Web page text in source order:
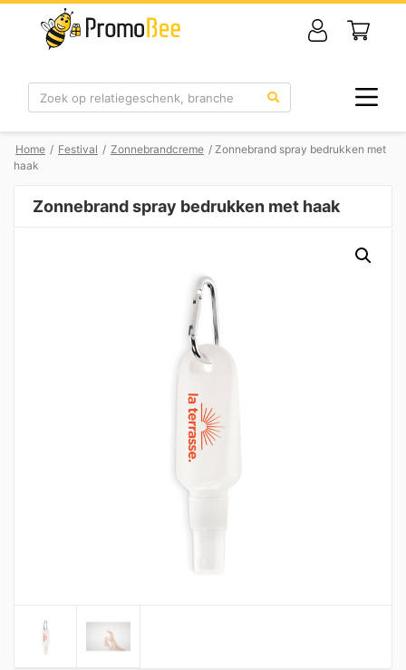
Zoek
Home / Festival / Zonnebrandcreme / Zonnebrand spray bedrukken met
haak
Zonnebrand spray bedrukken met haak